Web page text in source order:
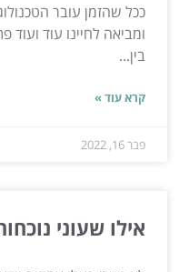
ככל שהזמן עובר
ומביאה לחיינו עוד
בין...
קרא עוד »
פבר 16, 2022
אילו שעוני